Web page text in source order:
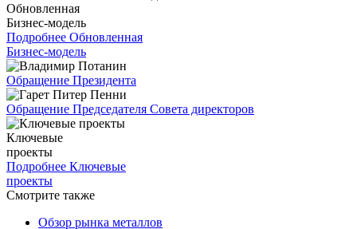
Обновленная
Бизнес-модель
Подробнее Обновленная
Бизнес-модель
Обращение Президента
Обращение Председателя Совета директоров
Ключевые
проекты
Подробнее Ключевые
проекты
Смотрите также
Обзор рынка металлов